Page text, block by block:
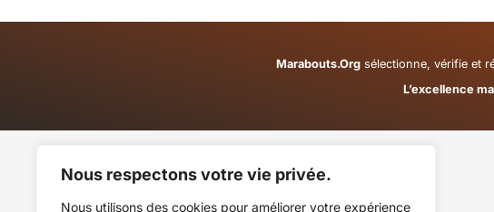
Nous respectons votre vie privée.
Nous utilisons des cookies pour améliorer votre expérience
Marabouts.Orgsélectionne, vérifie et
L’excellence